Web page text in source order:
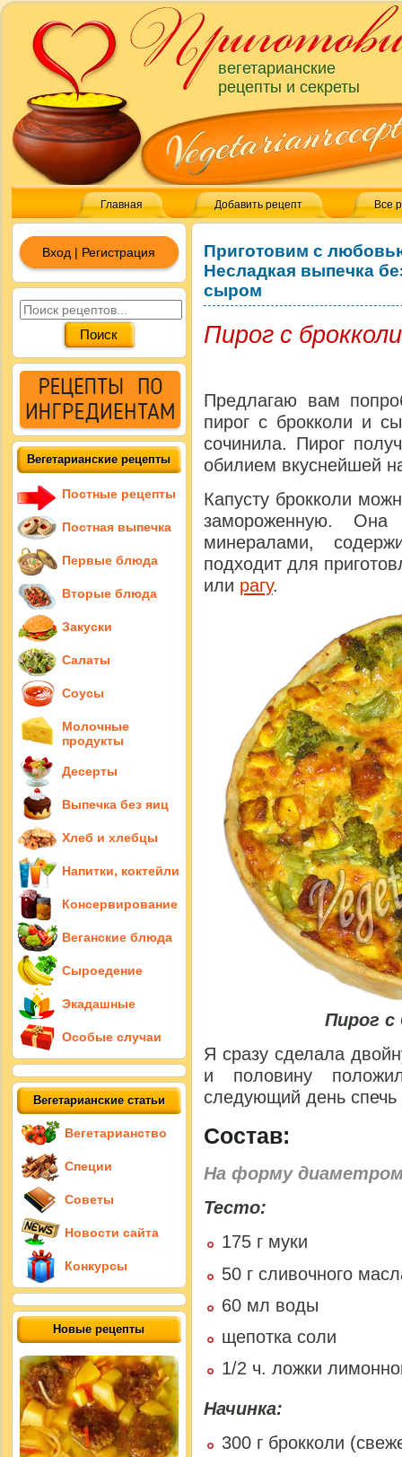
вегетарианские
рецепты и секреты
Главная Добавить рецепт Все
Приготовим с
Несладкая выпечка
сыром
Пирог с
Предлагаю вам
пирог с брокколи и
сочинила. Пирог
обилием вкуснейшей
Капусту брокколи
замороженную. Она
минералами,
подходит для
или рагу.
Пирог с
Я сразу сделала
и половину
следующий день спечь
Состав:
На форму
Тесто:
175 г муки
50 г сливочного
60 мл воды
щепотка соли
1/2 ч. ложки
Начинка:
300 г брокколи
Вход | Регистрация
Вегетарианские рецепты
Постные рецепты
Постная выпечка
Первые блюда
Вторые блюда
Закуски
Салаты
Соусы
Молочные
продукты
Десерты
Выпечка без яиц
Хлеб и хлебцы
Напитки, коктейли
Консервирование
Веганские блюда
Сыроедение
Экадашные
Особые случаи
Вегетарианские статьи
Вегетарианство
Специи
Советы
Новости сайта
Конкурсы
Новые рецепты